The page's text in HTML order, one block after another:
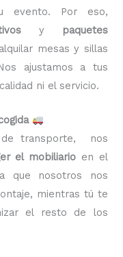
evento. Por eso,
y
paquetes
mesas y sillas
ajustamos a tus
ni el servicio.
de transporte, nos
el mobiliario en el
que nosotros nos
mientras tú te
el resto de los